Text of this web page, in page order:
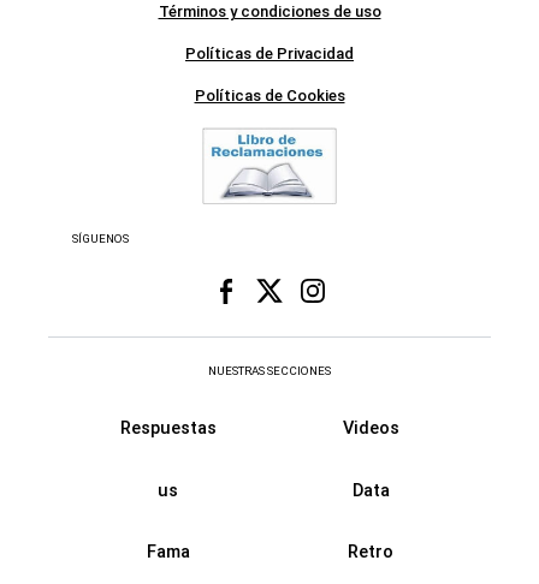
Términos y condiciones de uso
Políticas de Privacidad
Políticas de Cookies
SÍGUENOS
NUESTRAS SECCIONES
Respuestas Videos
us Data
Fama Retro